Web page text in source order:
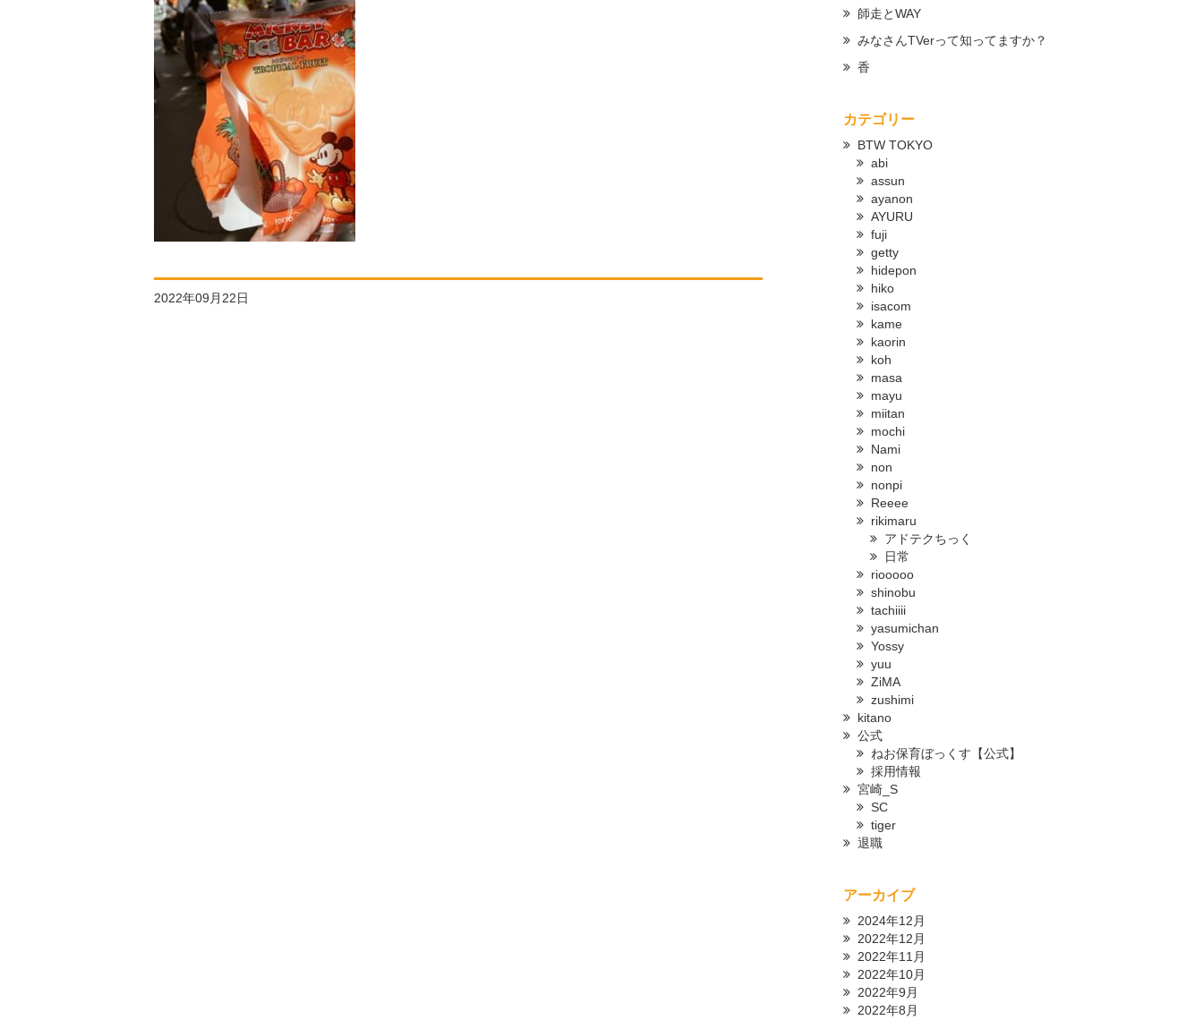
2022年09月22日
師走とWAY
みなさんTVerって知ってますか？
香
カテゴリー
BTW TOKYO
abi
assun
ayanon
AYURU
fuji
getty
hidepon
hiko
isacom
kame
kaorin
koh
masa
mayu
miitan
mochi
Nami
non
nonpi
Reeee
rikimaru
アドテクちっく
日常
riooooo
shinobu
tachiiii
yasumichan
Yossy
yuu
ZiMA
zushimi
kitano
公式
ねお保育ぼっくす【公式】
採用情報
宮崎_S
SC
tiger
退職
アーカイブ
2024年12月
2022年12月
2022年11月
2022年10月
2022年9月
2022年8月